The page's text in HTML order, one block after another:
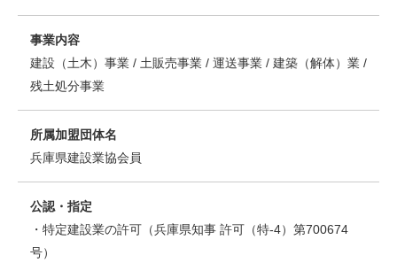
事業内容
建設（土木）事業 / 土販売事業 / 運送事業 / 建築（解体）業 /
残土処分事業
所属加盟団体名
兵庫県建設業協会員
公認・指定
・特定建設業の許可（兵庫県知事 許可（特-4）第700674
号）